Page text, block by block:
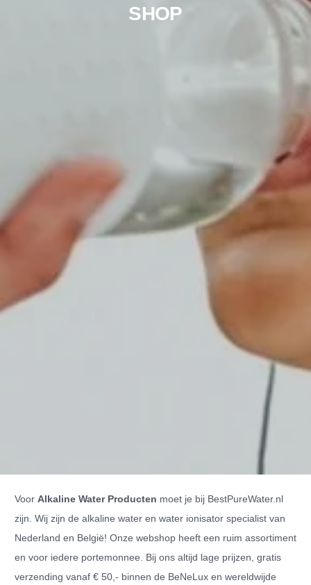
SHOP
Voor Alkaline Water Producten moet je bij BestPureWater.nl
zijn. Wij zijn de alkaline water en water ionisator specialist van
Nederland en België! Onze webshop heeft een ruim assortiment
en voor iedere portemonnee. Bij ons altijd lage prijzen, gratis
verzending vanaf € 50,- binnen de BeNeLux en wereldwijde